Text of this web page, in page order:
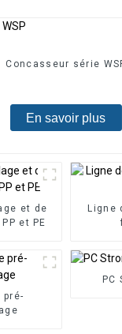
Concasseur série
En savoir plus
et de
et PE
Ligne
pré-
PC